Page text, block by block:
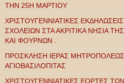
ΤΗΝ 25Η ΜΑΡΤΙΟΥ
ΧΡΙΣΤΟΥΓΕΝΝΙΑΤΙΚΕΣ
ΣΧΟΛΕΙΩΝ ΣΤΑ ΑΚΡΙΤΙΚΑ ΝΗΣΙΑ
ΚΑΙ ΦΟΥΡΝΩΝ .
ΠΡΟΣΚΛΗΣΗ ΙΕΡΑΣ
ΑΓΙΟΒΑΣΙΛΟΠΙΤΑΣ
ΧΡΙΣΤΟΥΓΕΝΝΙΑΤΙΚΕΣ ΕΟΡΤΕΣ